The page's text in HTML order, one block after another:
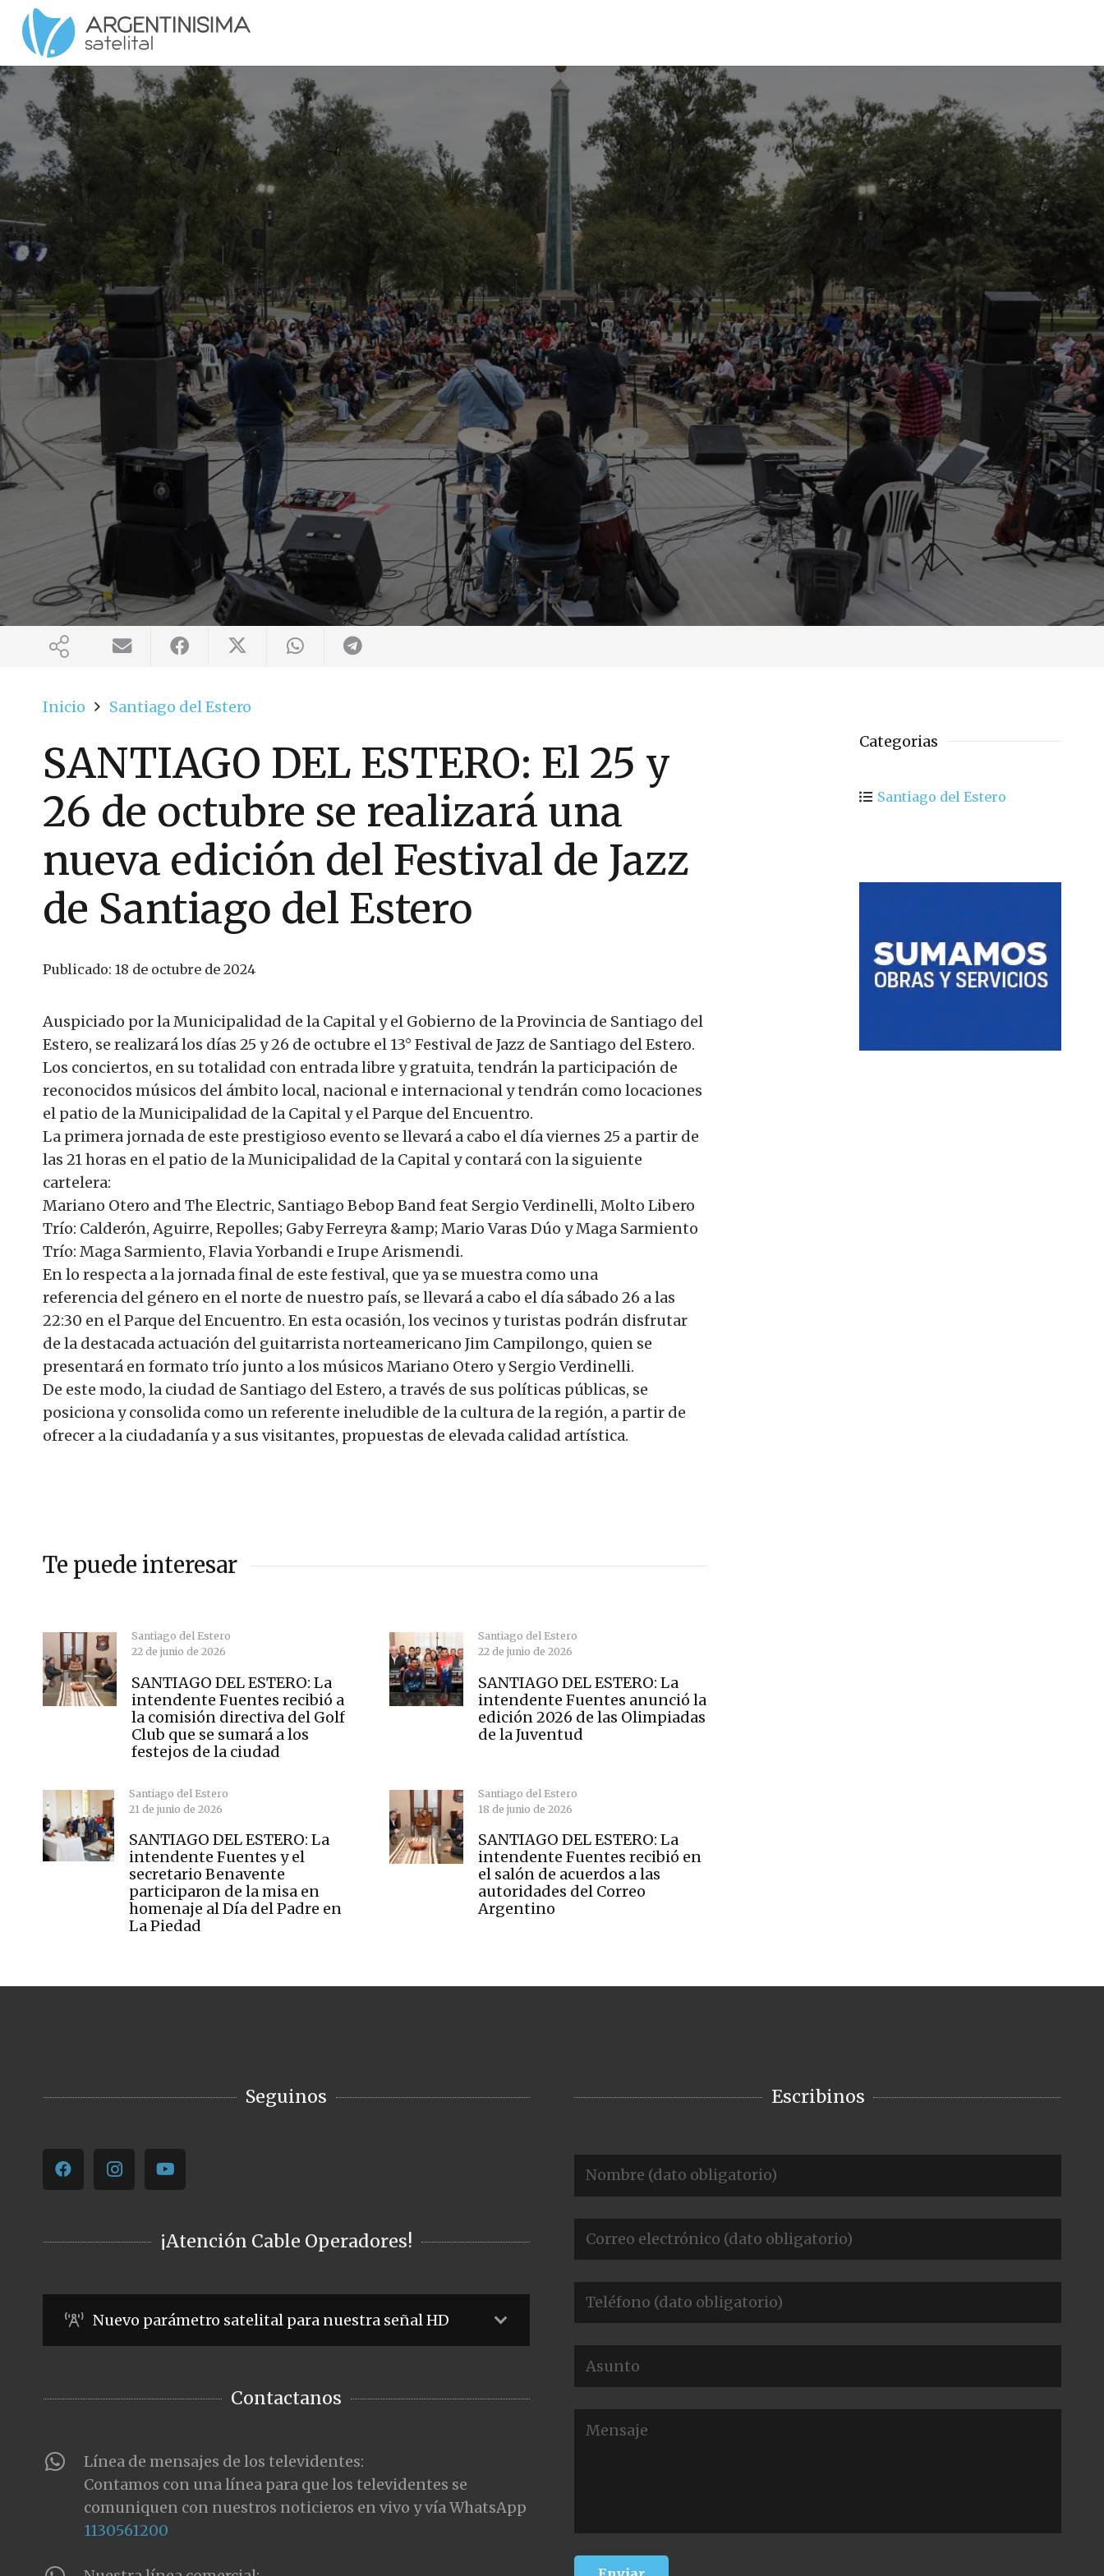
Inicio Santiago del Estero
SANTIAGO DEL ESTERO: El 25 y
26 de octubre se realizará una
nueva edición del Festival de Jazz
de Santiago del Estero
Publicado: 18 de octubre de 2024
Auspiciado por la Municipalidad de la Capital y el Gobierno de la Provincia de Santiago del
Estero, se realizará los días 25 y 26 de octubre el 13° Festival de Jazz de Santiago del Estero.
Los conciertos, en su totalidad con entrada libre y gratuita, tendrán la participación de
reconocidos músicos del ámbito local, nacional e internacional y tendrán como locaciones
el patio de la Municipalidad de la Capital y el Parque del Encuentro.
La primera jornada de este prestigioso evento se llevará a cabo el día viernes 25 a partir de
las 21 horas en el patio de la Municipalidad de la Capital y contará con la siguiente
cartelera:
Mariano Otero and The Electric, Santiago Bebop Band feat Sergio Verdinelli, Molto Libero
Trío: Calderón, Aguirre, Repolles; Gaby Ferreyra &amp; Mario Varas Dúo y Maga Sarmiento
Trío: Maga Sarmiento, Flavia Yorbandi e Irupe Arismendi.
En lo respecta a la jornada final de este festival, que ya se muestra como una
referencia del género en el norte de nuestro país, se llevará a cabo el día sábado 26 a las
22:30 en el Parque del Encuentro. En esta ocasión, los vecinos y turistas podrán disfrutar
de la destacada actuación del guitarrista norteamericano Jim Campilongo, quien se
presentará en formato trío junto a los músicos Mariano Otero y Sergio Verdinelli.
De este modo, la ciudad de Santiago del Estero, a través de sus políticas públicas, se
posiciona y consolida como un referente ineludible de la cultura de la región, a partir de
ofrecer a la ciudadanía y a sus visitantes, propuestas de elevada calidad artística.
Te puede interesar
Santiago del Estero
22 de junio de 2026
SANTIAGO DEL ESTERO: La
intendente Fuentes recibió a
la comisión directiva del Golf
Club que se sumará a los
festejos de la ciudad
Santiago del Estero
22 de junio de 2026
SANTIAGO DEL ESTERO: La
intendente Fuentes anunció la
edición 2026 de las Olimpiadas
de la Juventud
Santiago del Estero
21 de junio de 2026
SANTIAGO DEL ESTERO: La
intendente Fuentes y el
secretario Benavente
participaron de la misa en
homenaje al Día del Padre en
La Piedad
Santiago del Estero
18 de junio de 2026
SANTIAGO DEL ESTERO: La
intendente Fuentes recibió en
el salón de acuerdos a las
autoridades del Correo
Argentino
Categorias
Santiago del Estero
Seguinos
¡Atención Cable Operadores!
Nuevo parámetro satelital para nuestra señal HD
Contactanos
Línea de mensajes de los televidentes:
Contamos con una línea para que los televidentes se
comuniquen con nuestros noticieros en vivo y vía WhatsApp
1130561200
Escribinos